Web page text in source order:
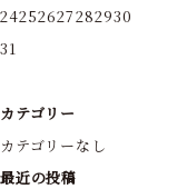
24252627282930
31
カテゴリー
カテゴリーなし
最近の投稿